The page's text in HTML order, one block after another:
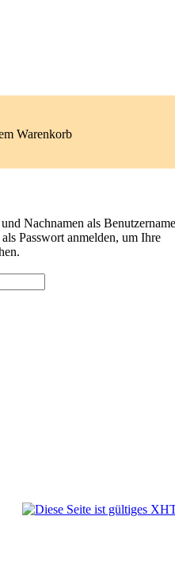
Warenkorb
Nachnamen als
Passwort anmelden, um Ihre